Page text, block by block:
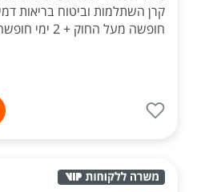
קרן השתלמות וביטוח בריאות
חופשה מעל החוק + 2 ימי חופשה מתנה חופשה מרו...